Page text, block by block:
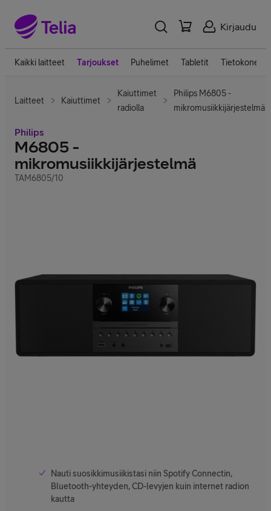
Kirjaudu
Kaikki laitteet Tarjoukset Puhelimet Tabletit Tietokoneet
Laitteet Kaiuttimet
Kaiuttimet
radiolla
Philips M6805 -
mikromusiikkijärjestelmä
Philips
M6805 -
mikromusiikkijärjestelmä
TAM6805/10
Nauti suosikkimusiikistasi niin Spotify Connectin,
Bluetooth-yhteyden, CD-levyjen kuin internet radion
kautta